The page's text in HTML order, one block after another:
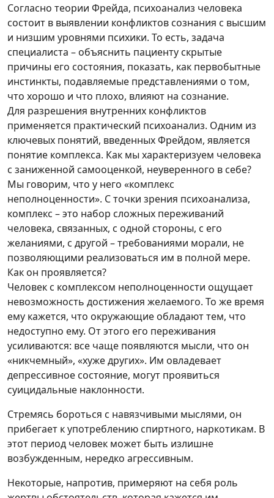
Согласно теории Фрейда, психоанализ человека
состоит в выявлении конфликтов сознания с высшим
и низшим уровнями психики. То есть, задача
специалиста – объяснить пациенту скрытые
причины его состояния, показать, как первобытные
инстинкты, подавляемые представлениями о том,
что хорошо и что плохо, влияют на сознание.
Для разрешения внутренних конфликтов
применяется практический психоанализ. Одним из
ключевых понятий, введенных Фрейдом, является
понятие комплекса. Как мы характеризуем человека
с заниженной самооценкой, неуверенного в себе?
Мы говорим, что у него «комплекс
неполноценности». С точки зрения психоанализа,
комплекс – это набор сложных переживаний
человека, связанных, с одной стороны, с его
желаниями, с другой – требованиями морали, не
позволяющими реализоваться им в полной мере.
Как он проявляется?
Человек с комплексом неполноценности ощущает
невозможность достижения желаемого. То же время
ему кажется, что окружающие обладают тем, что
недоступно ему. От этого его переживания
усиливаются: все чаще появляются мысли, что он
«никчемный», «хуже других». Им овладевает
депрессивное состояние, могут проявиться
суицидальные наклонности.
Стремясь бороться с навязчивыми мыслями, он
прибегает к употреблению спиртного, наркотикам. В
этот период человек может быть излишне
возбужденным, нередко агрессивным.
Некоторые, напротив, примеряют на себя роль